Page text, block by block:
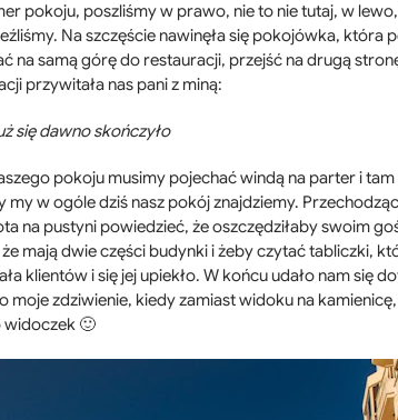
pokoju, poszliśmy w prawo, nie to nie tutaj, w
Na szczęście nawinęła się pokojówka, która
na samą górę do restauracji, przejść na drugą
przywitała nas pani z miną:
się dawno skończyło
pokoju musimy pojechać windą na parter i
my w ogóle dziś nasz pokój znajdziemy.
na pustyni powiedzieć, że oszczędziłaby swoim
mają dwie części budynki i żeby czytać tabliczki,
klientów i się jej upiekło. W końcu udało nam się
moje zdziwienie, kiedy zamiast widoku na
widoczek 🙂